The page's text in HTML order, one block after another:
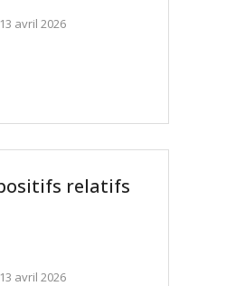
13 avril 2026
relatifs
13 avril 2026